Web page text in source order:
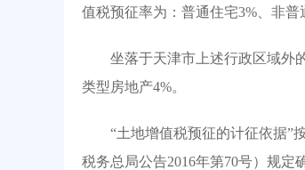
值税预征率为：普通住宅3%、非普
坐落于天津市上述行政区域外的
类型房地产4%。
“土地增值税预征的计征依据”按
税务总局公告2016年第70号）规定